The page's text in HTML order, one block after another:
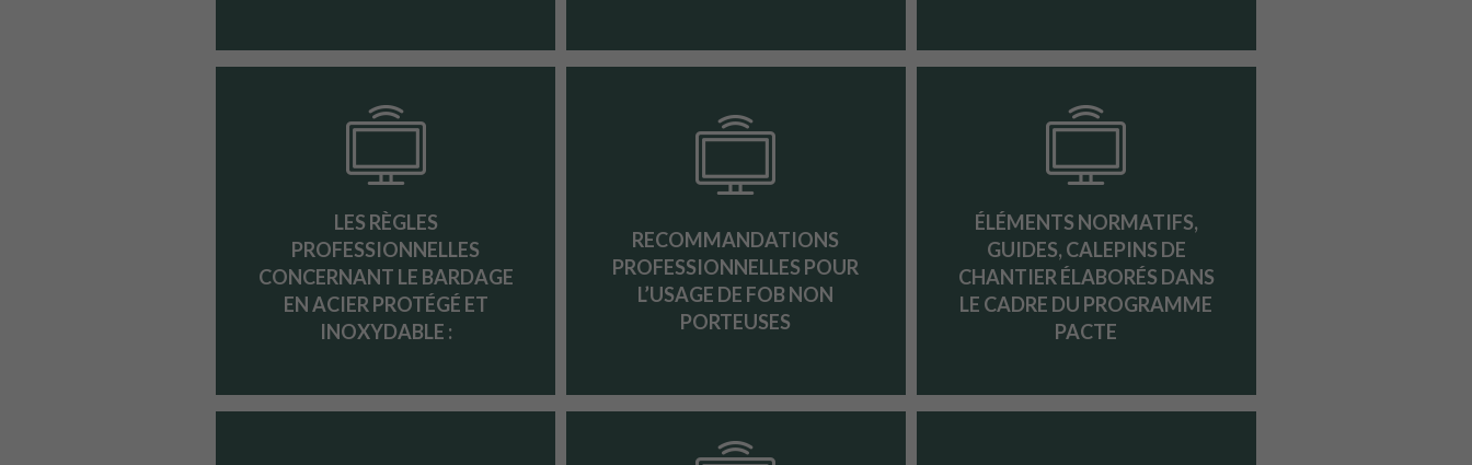
LES RÈGLES
PROFESSIONNELLES
CONCERNANT LE BARDAGE
EN ACIER PROTÉGÉ ET
INOXYDABLE :
RECOMMANDATIONS
PROFESSIONNELLES POUR
L’USAGE DE FOB NON
PORTEUSES
ÉLÉMENTS NORMATIFS,
GUIDES, CALEPINS DE
CHANTIER ÉLABORÉS DANS
LE CADRE DU PROGRAMME
PACTE